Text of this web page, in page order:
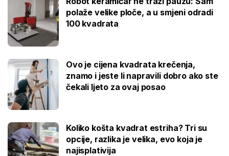
polaže velike ploče, a u smjeni odradi
100 kvadrata
Ovo je cijena kvadrata krečenja,
znamo i jeste li napravili dobro ako ste
čekali ljeto za ovaj posao
Koliko košta kvadrat estriha? Tri su
opcije, razlika je velika, evo koja je
najisplativija